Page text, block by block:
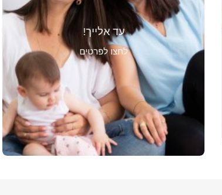
עד אלייך!
לחצו לפרטים
עולם הויסות חושי או לטיפול בקשיים
בקרב תינוקות, כגון; קושי בשכיבה על
הבטן, קושי בהרמת ראש, עיכוב
בזחילה, קושי בהתהפכות ועוד. התקשרי
054-8119359לתאם או להתייעץ
בנוגע אלייך ותינוקך.
התקשרי אליי.
קצת על מה שנעשה יחד